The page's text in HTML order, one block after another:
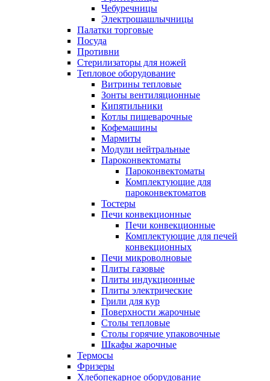
Чебуречницы
Электрошашлычницы
Палатки торговые
Посуда
Противни
Стерилизаторы для ножей
Тепловое оборудование
Витрины тепловые
Зонты вентиляционные
Кипятильники
Котлы пищеварочные
Кофемашины
Мармиты
Модули нейтральные
Пароконвектоматы
Пароконвектоматы
Комплектующие для
пароконвектоматов
Тостеры
Печи конвекционные
Печи конвекционные
Комплектующие для печей
конвекционных
Печи микроволновые
Плиты газовые
Плиты индукционные
Плиты электрические
Грили для кур
Поверхности жарочные
Столы тепловые
Столы горячие упаковочные
Шкафы жарочные
Термосы
Фризеры
Хлебопекарное оборудование